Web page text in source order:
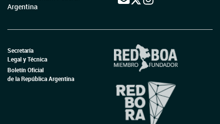
Argentina
Secretaría
Legal y Técnica
Boletín Oficial
de la República Argentina